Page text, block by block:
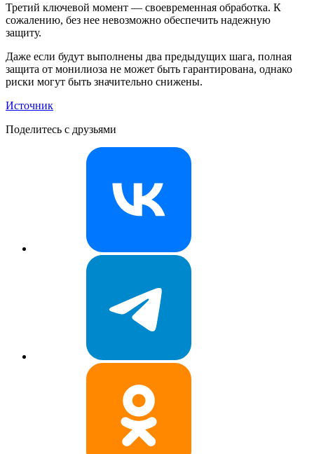
Третий ключевой момент — своевременная обработка. К
сожалению, без нее невозможно обеспечить надежную
защиту.
Даже если будут выполнены два предыдущих шага, полная
защита от монилиоза не может быть гарантирована, однако
риски могут быть значительно снижены.
Источник
Поделитесь с друзьями